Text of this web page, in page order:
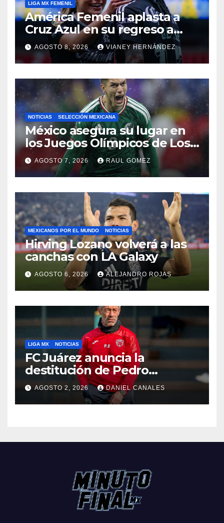
LIGA MX FEMENIL
América Femenil aplasta a
Cruz Azul en su regreso a
casa
AGOSTO 8, 2026 VIANEY HERNÁNDEZ
NOTICIAS SELECCIÓN MEXICANA
México asegura su lugar en
los Juegos Olímpicos de Los
Ángeles 2028
AGOSTO 7, 2026 RAUL GOMEZ
MEXICANOS POR EL MUNDO NOTICIAS
Hirving Lozano volverá a las
canchas con LA Galaxy
AGOSTO 6, 2026 ALEJANDRO ROJAS
LIGA MX NOTICIAS
FC Juárez anuncia la
destitución de Pedro
Caixinha
AGOSTO 2, 2026 DANIEL CANALES